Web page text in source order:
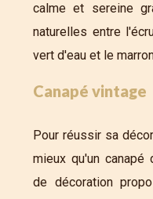
calme et sereine
naturelles entre
vert d'eau et le
Canapé vintage
Pour réussir sa
mieux qu'un
de décoration